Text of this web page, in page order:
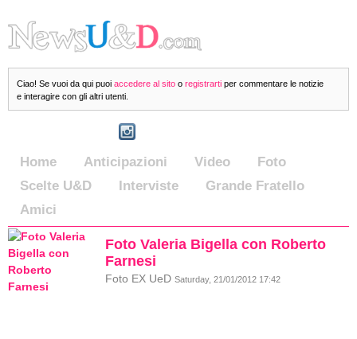
Ciao! Se vuoi da qui puoi accedere al sito o registrarti per commentare le notizie
e interagire con gli altri utenti.
Home Anticipazioni Video
Foto
Scelte U&D
Interviste
Grande Fratello
Amici
Foto Valeria Bigella con Roberto
Farnesi
Foto EX UeD Saturday, 21/01/2012 17:42